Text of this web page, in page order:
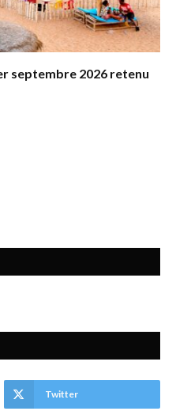
septembre 2026 retenu
Twitter